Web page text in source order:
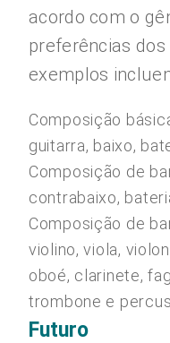
acordo com o
preferências
exemplos
Composição
guitarra, baixo,
Composição de
contrabaixo,
Composição de
violino, viola,
oboé, clarinete,
trombone e
Futuro